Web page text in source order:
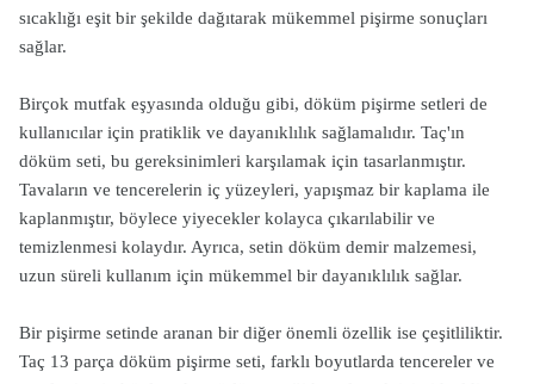
sıcaklığı eşit bir şekilde dağıtarak mükemmel pişirme sonuçları
sağlar.
Birçok mutfak eşyasında olduğu gibi, döküm pişirme setleri de
kullanıcılar için pratiklik ve dayanıklılık sağlamalıdır. Taç'ın
döküm seti, bu gereksinimleri karşılamak için tasarlanmıştır.
Tavaların ve tencerelerin iç yüzeyleri, yapışmaz bir kaplama ile
kaplanmıştır, böylece yiyecekler kolayca çıkarılabilir ve
temizlenmesi kolaydır. Ayrıca, setin döküm demir malzemesi,
uzun süreli kullanım için mükemmel bir dayanıklılık sağlar.
Bir pişirme setinde aranan bir diğer önemli özellik ise çeşitliliktir.
Taç 13 parça döküm pişirme seti, farklı boyutlarda tencereler ve